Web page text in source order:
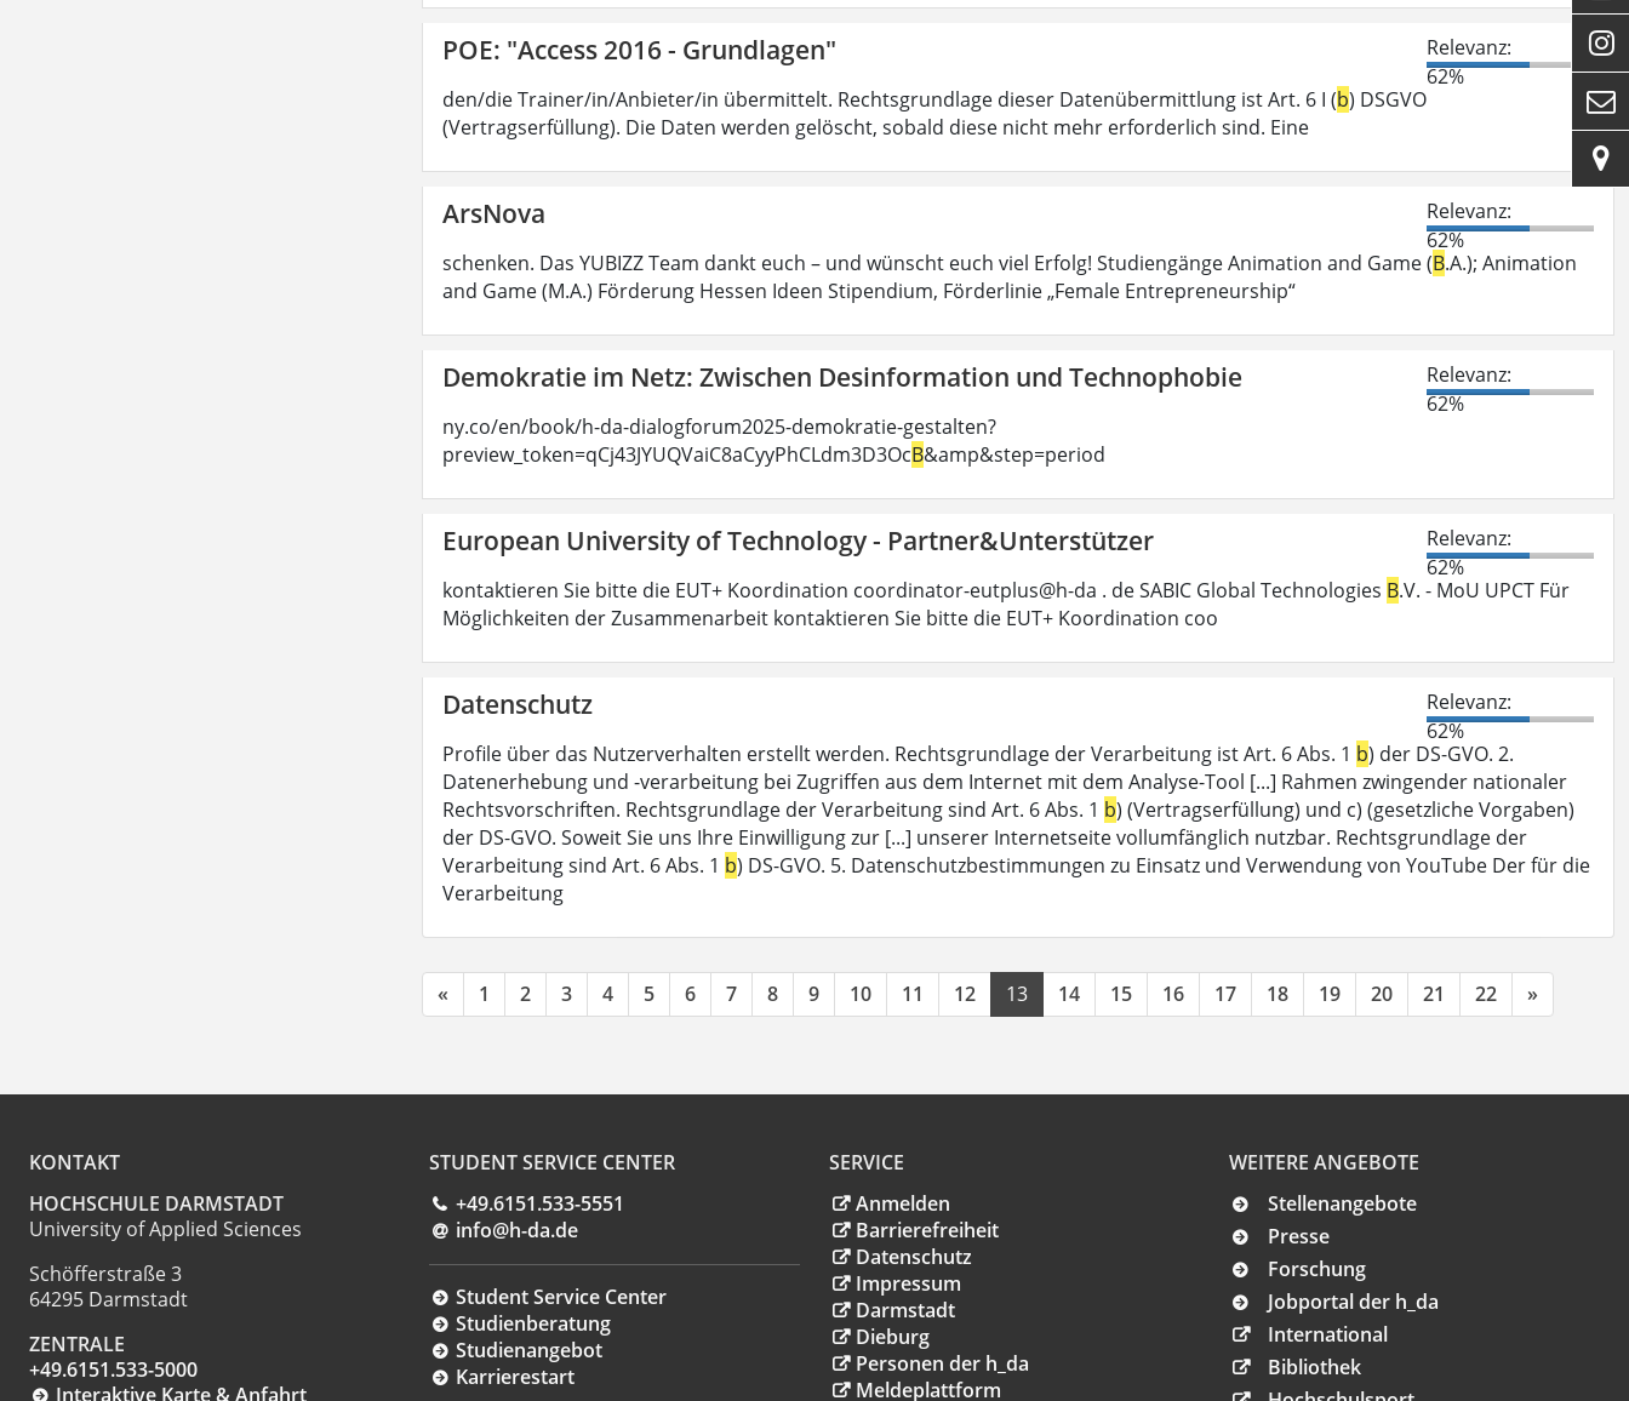
POE: "Access 2016 - Grundlagen"
Relevanz:
62%
den/die Trainer/in/Anbieter/in übermittelt. Rechtsgrundlage dieser Datenübermittlung ist Art. 6 I (b) DSGVO
(Vertragserfüllung). Die Daten werden gelöscht, sobald diese nicht mehr erforderlich sind. Eine
ArsNova
Relevanz:
62%
schenken. Das YUBIZZ Team dankt euch – und wünscht euch viel Erfolg! Studiengänge Animation and Game (B.A.); Animation
and Game (M.A.) Förderung Hessen Ideen Stipendium, Förderlinie „Female Entrepreneurship“
Demokratie im Netz: Zwischen Desinformation und Technophobie
Relevanz:
62%
ny.co/en/book/h-da-dialogforum2025-demokratie-gestalten?
preview_token=qCj43JYUQVaiC8aCyyPhCLdm3D3OcB&amp&step=period
European University of Technology - Partner&Unterstützer
Relevanz:
62%
kontaktieren Sie bitte die EUT+ Koordination coordinator-eutplus@h-da . de SABIC Global Technologies B.V. - MoU UPCT Für
Möglichkeiten der Zusammenarbeit kontaktieren Sie bitte die EUT+ Koordination coo
Datenschutz
Relevanz:
62%
Profile über das Nutzerverhalten erstellt werden. Rechtsgrundlage der Verarbeitung ist Art. 6 Abs. 1 b) der DS-GVO. 2.
Datenerhebung und -verarbeitung bei Zugriffen aus dem Internet mit dem Analyse-Tool [...] Rahmen zwingender nationaler
Rechtsvorschriften. Rechtsgrundlage der Verarbeitung sind Art. 6 Abs. 1 b) (Vertragserfüllung) und c) (gesetzliche Vorgaben)
der DS-GVO. Soweit Sie uns Ihre Einwilligung zur [...] unserer Internetseite vollumfänglich nutzbar. Rechtsgrundlage der
Verarbeitung sind Art. 6 Abs. 1 b) DS-GVO. 5. Datenschutzbestimmungen zu Einsatz und Verwendung von YouTube Der für die
Verarbeitung
« 1 2 3 4 5 6 7 8 9 10 11 12 13 14 15 16 17 18 19 20 21 22 »
KONTAKT
HOCHSCHULE DARMSTADT
University of Applied Sciences
Schöfferstraße 3
64295 Darmstadt
ZENTRALE
+49.6151.533-5000
Interaktive Karte & Anfahrt
STUDENT SERVICE CENTER
+49.6151.533-5551
info@h-da.de
Student Service Center
Studienberatung
Studienangebot
Karrierestart
SERVICE
Anmelden
Barrierefreiheit
Datenschutz
Impressum
Darmstadt
Dieburg
Personen der h_da
Meldeplattform
WEITERE ANGEBOTE
Stellenangebote
Presse
Forschung
Jobportal der h_da
International
Bibliothek


